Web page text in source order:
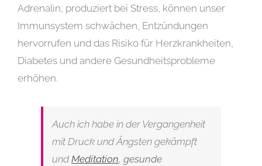
Adrenalin, produziert bei Stress, können unser
Immunsystem schwächen, Entzündungen
hervorrufen und das Risiko für Herzkrankheiten,
Diabetes und andere Gesundheitsprobleme
erhöhen.
Auch ich habe in der Vergangenheit
mit Druck und Ängsten gekämpft
und Meditation, gesunde